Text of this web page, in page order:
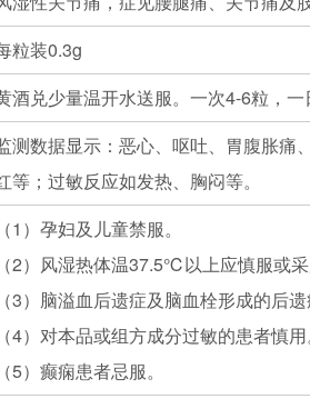
粒装0.3g
酒兑少量温开水送服。一次4-6粒，一
测数据显示：恶心、呕吐、胃腹胀痛
等；过敏反应如发热、胸闷等。
（1）孕妇及儿童禁服。
（2）风湿热体温37.5℃以上应慎服或
（3）脑溢血后遗症及脑血栓形成的后
（4）对本品或组方成分过敏的患者慎用
（5）癫痫患者忌服。